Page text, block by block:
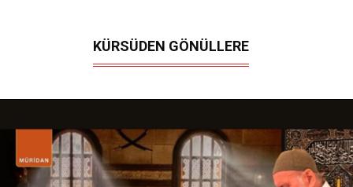
KÜRSÜDEN GÖNÜLLERE